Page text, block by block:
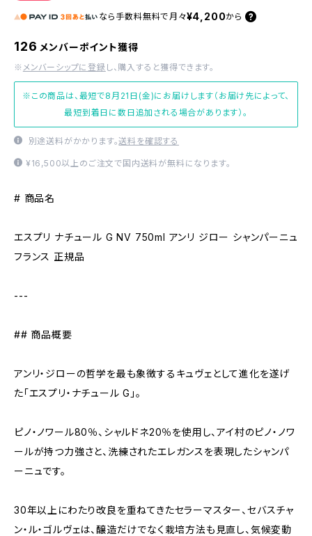
なら 手数料無料で 月々¥4,200から
126 メンバーポイント獲得
※ メンバーシップに登録 し、購入すると獲得できます。
※この商品は、最短で8月21日(金)にお届けします（お届け先によって、
最短到着日に数日追加される場合があります）。
別途送料がかかります。送料を確認する
¥16,500以上のご注文で国内送料が無料になります。
# 商品名
エスプリ ナチュール G NV 750ml アンリ ジロー シャンパーニュ
フランス 正規品
---
## 商品概要
アンリ・ジローの哲学を最も象徴するキュヴェとして進化を遂げ
た「エスプリ・ナチュール G」。
ピノ・ノワール80％、シャルドネ20％を使用し、アイ村のピノ・ノワ
ールが持つ力強さと、洗練されたエレガンスを表現したシャンパ
ーニュです。
30年以上にわたり改良を重ねてきたセラーマスター、セバスチャ
ン・ル・ゴルヴェは、醸造だけでなく栽培方法も見直し、気候変動